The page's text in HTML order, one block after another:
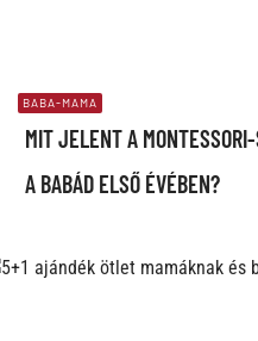
BABA-MAMA
MIT JELENT A
A BABÁD ELSŐ ÉVÉBEN?